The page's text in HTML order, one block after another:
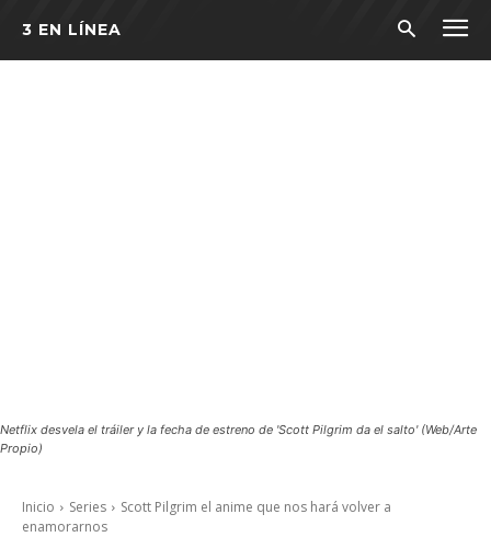
3 EN LÍNEA
Netflix desvela el tráiler y la fecha de estreno de 'Scott Pilgrim da el salto' (Web/Arte
Propio)
Inicio Series
Scott Pilgrim el anime que nos hará volver a
enamorarnos